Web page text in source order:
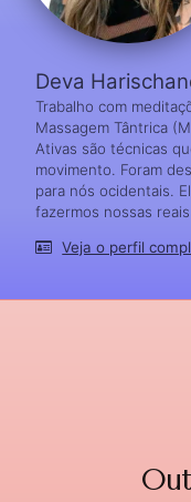
Deva
Trabalho com
Massagem Tântrica
Ativas são técnicas
movimento. Foram
para nós ocidentais.
fazermos nossas
Veja o perfil